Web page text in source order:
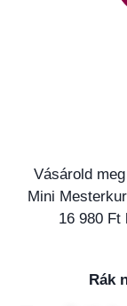
Vásárold
Mini
16 980 Ft
Rák